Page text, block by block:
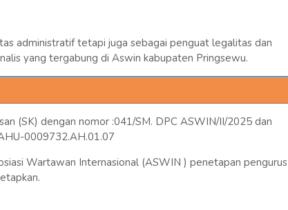
administratif tetapi juga sebagai penguat legalitas dan
yang tergabung di Aswin kabupaten Pringsewu.
(SK) dengan nomor :041/SM. DPC ASWIN/II/2025 dan
0009732.AH.01.07
Wartawan Internasional (ASWIN ) penetapan pengurus